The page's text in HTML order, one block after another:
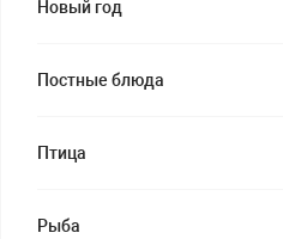
Новый год
Постные блюда
Птица
Рыба